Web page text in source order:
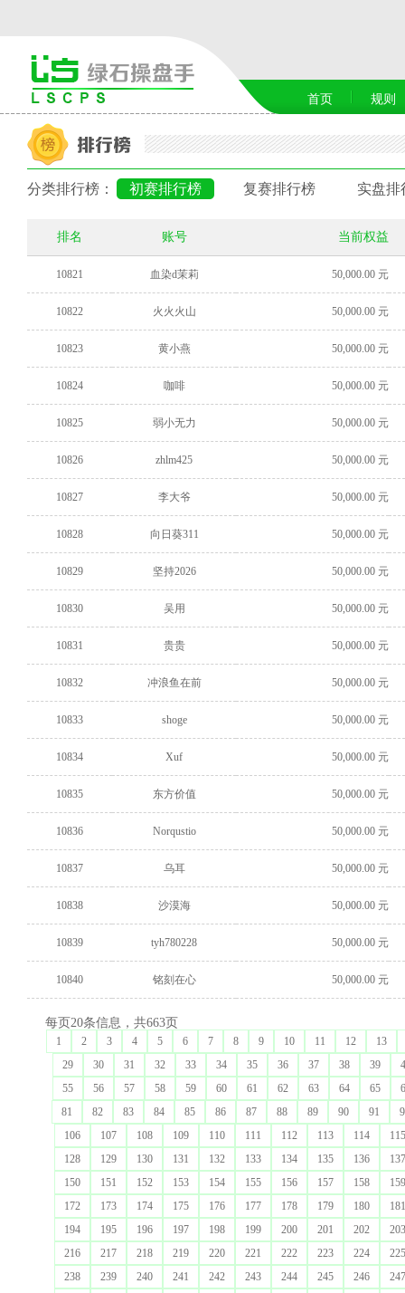
首页 规则
分类排行榜： 初赛排行榜 复赛排行榜 实盘排
排名 账号 当前权益
10821 血染d茉莉 50,000.00 元
10822 火火火山 50,000.00 元
10823 黄小燕 50,000.00 元
10824 咖啡 50,000.00 元
10825 弱小无力 50,000.00 元
10826 zhlm425 50,000.00 元
10827 李大爷 50,000.00 元
10828 向日葵311 50,000.00 元
10829 坚持2026 50,000.00 元
10830 吴用 50,000.00 元
10831 贵贵 50,000.00 元
10832 冲浪鱼在前 50,000.00 元
10833 shoge 50,000.00 元
10834 Xuf 50,000.00 元
10835 东方价值 50,000.00 元
10836 Norqustio 50,000.00 元
10837 乌耳 50,000.00 元
10838 沙漠海 50,000.00 元
10839 tyh780228 50,000.00 元
10840 铭刻在心 50,000.00 元
每页20条信息，共663页
1 2 3 4 5 6 7 8 9 10 11 12
13
29
30 31 32 33 34 35 36 37 38 39
55
56 57 58 59 60 61 62 63 64 65
81
82 83 84 85 86 87 88 89 90 91
106
107 108 109 110 111 112 113 114
115
128
129 130 131 132 133 134 135 136
137
150
151 152 153 154 155 156 157 158
159
172
173 174 175 176 177 178 179 180
181
194
195 196 197 198 199 200 201 202
203
216
217 218 219 220 221 222 223 224
225
238
239 240 241 242 243 244 245 246
247